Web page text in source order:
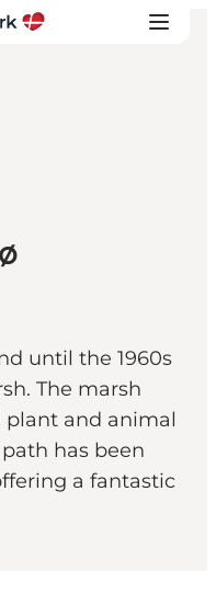
until the 1960s
The marsh
plant and animal
has been
a fantastic